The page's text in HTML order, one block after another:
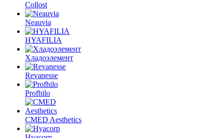
Collost
Neauvia
HYAFILIA
Хладоэлемент
Revanesse
Profhilo
CMED Aesthetics